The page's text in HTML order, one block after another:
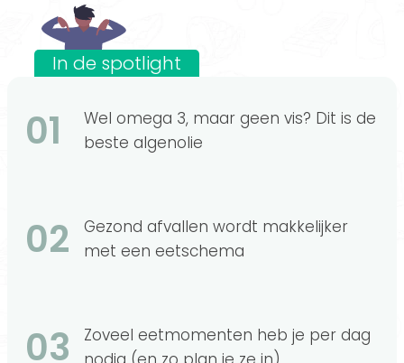
In de spotlight
01
Wel omega 3, maar geen vis? Dit is de
beste algenolie
02
Gezond afvallen wordt makkelijker
met een eetschema
03
Zoveel eetmomenten heb je per dag